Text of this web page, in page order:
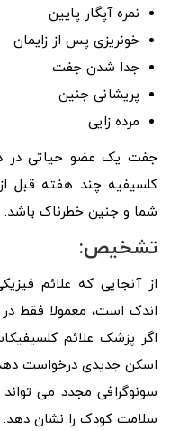
نمره آپگار پایین
خونریزی پس از زایمان
جدا شدن جفت
پریشانی جنین
مرده زایی
جفت یک عضو حیاتی در
کلسیفیه چند هفته قبل
شما و جنین خطرناک باشد.
تشخیص:
از آنجایی که علائم
اندک است، معمولا فقط
اگر پزشک علائم
اسکن جدیدی درخواست
سونوگرافی مجدد می
سلامت کودک را نشان دهد.